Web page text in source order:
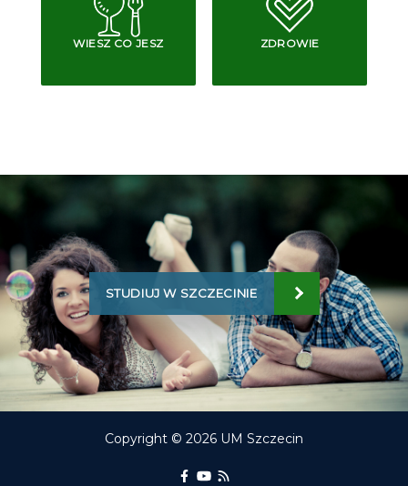
WIESZ CO JESZ ZDROWIE
STUDIUJ W SZCZECINIE
Copyright © 2026 UM Szczecin
Portal Edukacyjny na Facebooku
kanał Youtube Portalu